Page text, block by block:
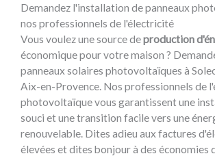
Demandez l'installation de panneaux
nos professionnels de l'électricité
Vous voulez une source deproduction
économique pour votre maison ?
panneaux solaires photovoltaïques à
Aix-en-Provence. Nos professionnels de
photovoltaïque vous garantissent une
souci et une transition facile vers une
renouvelable. Dites adieu aux factures
élevées et dites bonjour à des économies